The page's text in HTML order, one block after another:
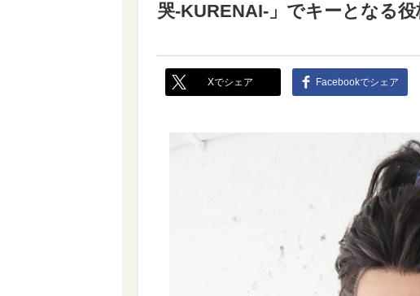
哭‐KURENAI‐」でキーとなる
Xでシェア Facebookでシェア